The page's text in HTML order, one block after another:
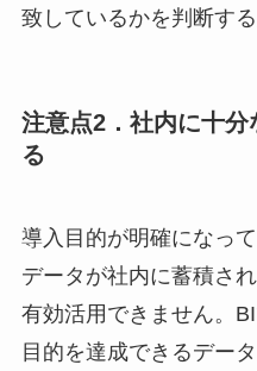
致しているかを判断す
注意点2．社内に十
る
導入目的が明確になっ
データが社内に蓄積さ
有効活用できません。
目的を達成できるデー